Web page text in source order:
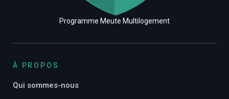
Programme Meute Multilogement
À PROPOS
Qui sommes-nous